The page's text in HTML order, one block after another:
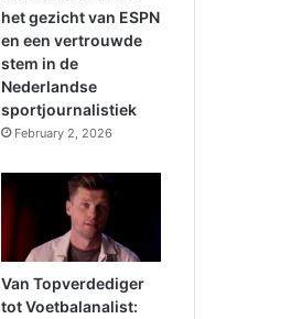
het gezicht van ESPN
en een vertrouwde
stem in de
Nederlandse
sportjournalistiek
February 2, 2026
Van Topverdediger
tot Voetbalanalist: